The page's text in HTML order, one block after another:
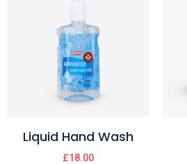
Liquid Hand Wash
£18.00